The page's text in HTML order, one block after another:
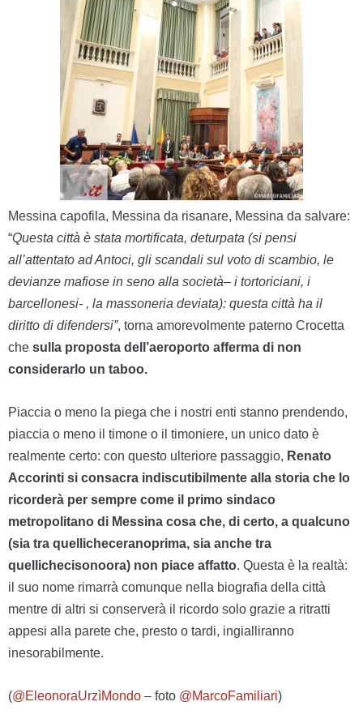
Messina capofila, Messina da risanare, Messina da salvare:
“Questa città è stata mortificata, deturpata (si pensi
all’attentato adAntoci, gli scandali sul voto di scambio, le
devianze mafiose in seno alla società– i tortoriciani, i
barcellonesi- , la massoneria deviata): questa città ha il
diritto di difendersi”, torna amorevolmente paterno Crocetta
che sulla proposta dell’aeroporto afferma di non
considerarlo un taboo.
Piaccia o meno la piega che i nostri enti stanno prendendo,
piaccia o meno il timone o il timoniere, un unico dato è
realmente certo: con questo ulteriore passaggio, Renato
Accorinti si consacra indiscutibilmente alla storia che lo
ricorderà per sempre come il primo sindaco
metropolitano di Messina cosa che, di certo, a qualcuno
(sia tra quellicheceranoprima, sia anche tra
quellichecisonoora) non piace affatto. Questa è la realtà:
il suo nome rimarrà comunque nella biografia della città
mentre di altri si conserverà il ricordo solo grazie a ritratti
appesi alla parete che, presto o tardi, ingialliranno
inesorabilmente.
(@EleonoraUrzìMondo – foto @MarcoFamiliari)